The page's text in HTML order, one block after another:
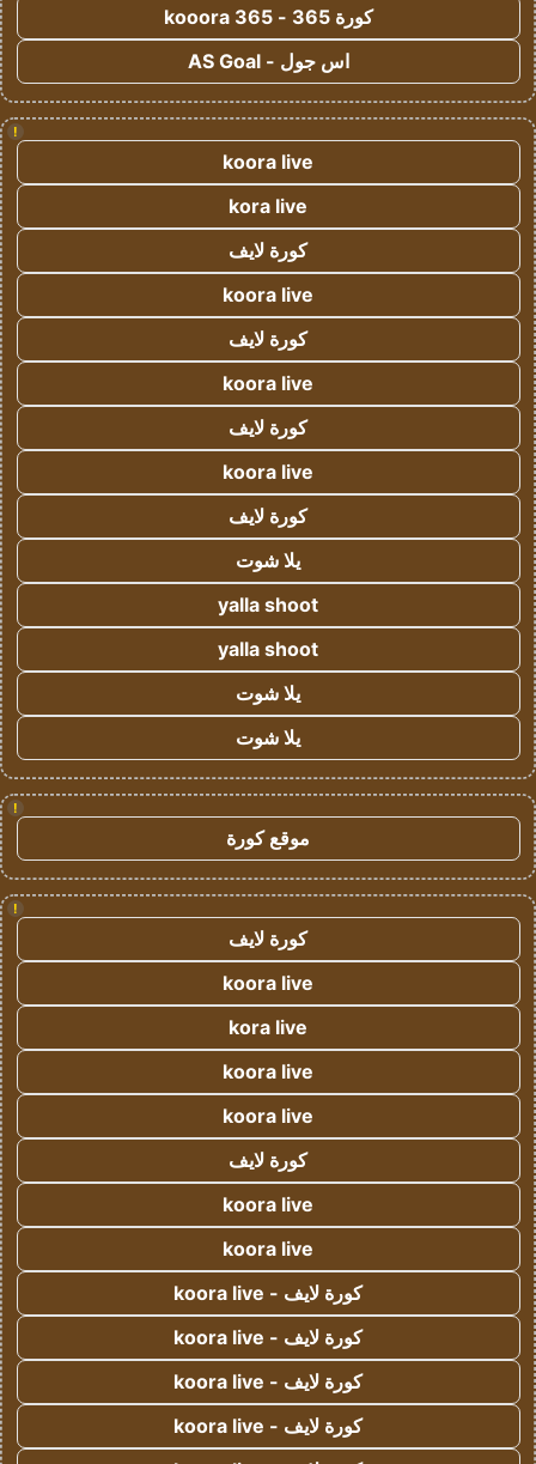
كورة 365 - kooora 365
اس جول - AS Goal
!
koora live
kora live
كورة لايف
koora live
كورة لايف
koora live
كورة لايف
koora live
كورة لايف
يلا شوت
yalla shoot
yalla shoot
يلا شوت
يلا شوت
!
موقع كورة
!
كورة لايف
koora live
kora live
koora live
koora live
كورة لايف
koora live
koora live
كورة لايف - koora live
كورة لايف - koora live
كورة لايف - koora live
كورة لايف - koora live